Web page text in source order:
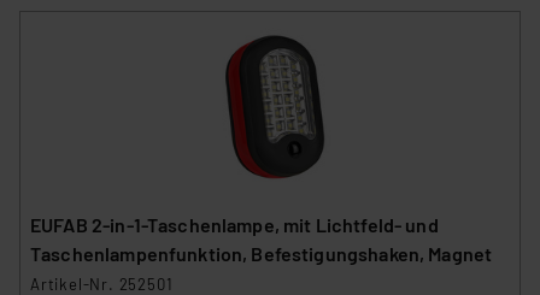
EUFAB 2-in-1-Taschenlampe, mit Lichtfeld- und
Taschenlampenfunktion, Befestigungshaken, Magnet
Artikel-Nr. 252501